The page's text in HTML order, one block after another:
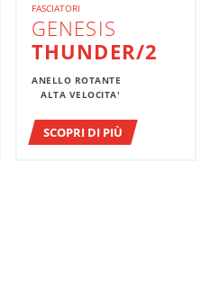
FASCIATORI
GENESIS
THUNDER/2
ANELLO ROTANTE
ALTA VELOCITA'
SCOPRI DI PIÙ